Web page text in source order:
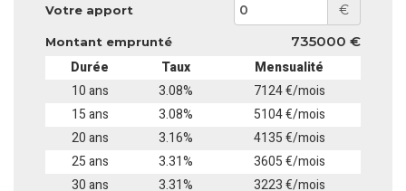
Votre apport €
Montant emprunté 735000 €
Durée Taux
Mensualité
10 ans
3.08%
7124 €/mois
15 ans
3.08%
5104 €/mois
20 ans
3.16%
4135 €/mois
25 ans
3.31%
3605 €/mois
30 ans
3.31% 3223 €/mois